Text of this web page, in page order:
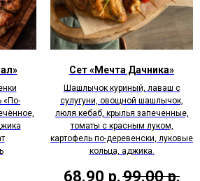
«По-
Сет «Мечта Дачника»
Шашлычок куриный, лаваш с
сулугуни, овощной шашлычок,
люля кебаб, крылья запеченные,
томаты с красным луком,
картофель по-деревенски, луковые
кольца, аджика.
68.90 р.99.00 р.